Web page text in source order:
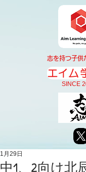
志を持つ子供
SINCE
中1、2向け北
1月29日